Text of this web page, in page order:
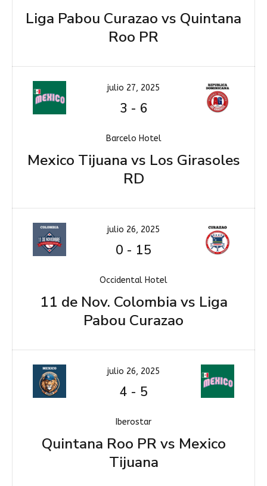
Liga Pabou Curazao vs Quintana
Roo PR
julio 27, 2025
3 - 6
Barcelo Hotel
Mexico Tijuana vs Los Girasoles
RD
julio 26, 2025
0 - 15
Occidental Hotel
11 de Nov. Colombia vs Liga
Pabou Curazao
julio 26, 2025
4 - 5
Iberostar
Quintana Roo PR vs Mexico
Tijuana